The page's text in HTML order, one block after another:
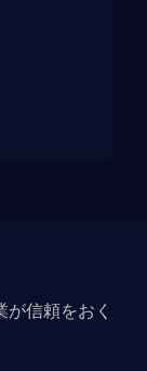
信頼をおく